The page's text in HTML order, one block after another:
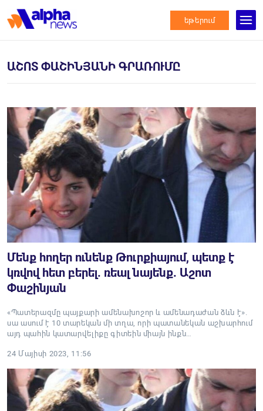
եթերում
ԱՇՈՏ ՓԱՇԻՆՅԱՆԻ ԳՐԱՌՈՒՄԸ
Մենք հողեր ունենք Թուրքիայում, պետք է
կռվով հետ բերել. ռեալ նայենք. Աշոտ
Փաշինյան
«Պատերազմը պայքարի ամենախոշոր և ամենադաժան ձևն է».
սա ասում է 10 տարեկան մի տղա, որի պատանեկան աշխարհում
այդ պահին կատարվելիքը գիտեին միայն ինքն…
24 Մայիսի 2023, 11:56